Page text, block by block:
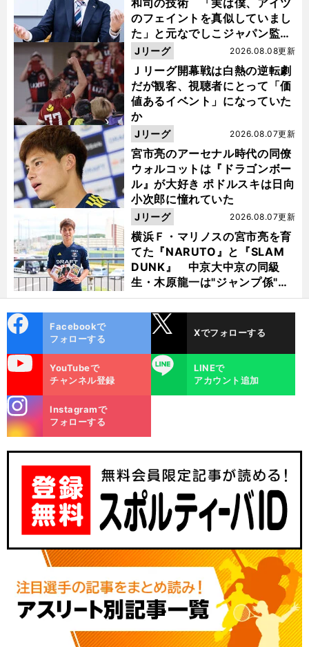
和司の技術 「実は僕、アイツ
のフェイントを真似していまし
た」と元なでしこジャパン監
督・佐々木則夫
Ｊリーグ開幕戦は白熱の逆転劇
だが観客、視聴者にとって「価
値あるイベント」になっていた
か
2026.08.08更新
Jリーグ
宮市亮のアーセナル時代の同僚
ウォルコットは『ドラゴンボー
ル』が大好き ポドルスキは日向
小次郎に憧れていた
2026.08.07更新
Jリーグ
横浜Ｆ・マリノスの宮市亮を育
てた『NARUTO』と『SLAM
DUNK』 中京大中京の同級
生・木原龍一は"ジャンプ係"だ
った
2026.08.07更新
Jリーグ
ok
Facebookで
フォローする
Xでフォローする
YouTubeで
チャンネル登録
LINE
LINEで
アカウント追加
m
Instagramで
フォローする